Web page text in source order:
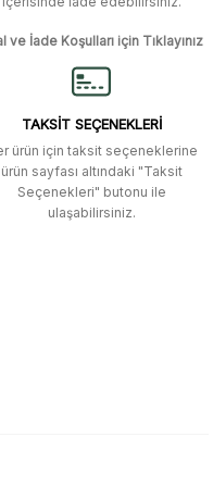
ve İade Koşulları için Tıklayınız
TAKSİT SEÇENEKLERİ
ürün için taksit seçeneklerine
ürün sayfası altındaki "Taksit
Seçenekleri" butonu ile
ulaşabilirsiniz.